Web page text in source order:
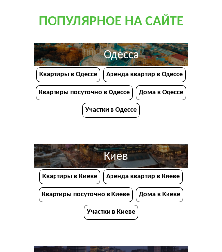
ПОПУЛЯРНОЕ НА САЙТЕ
Одесса
Квартиры в Одессе Аренда квартир в Одессе
Квартиры посуточно в Одессе Дома в Одессе
Участки в Одессе
Киев
Квартиры в Киеве Аренда квартир в Киеве
Квартиры посуточно в Киеве Дома в Киеве
Участки в Киеве